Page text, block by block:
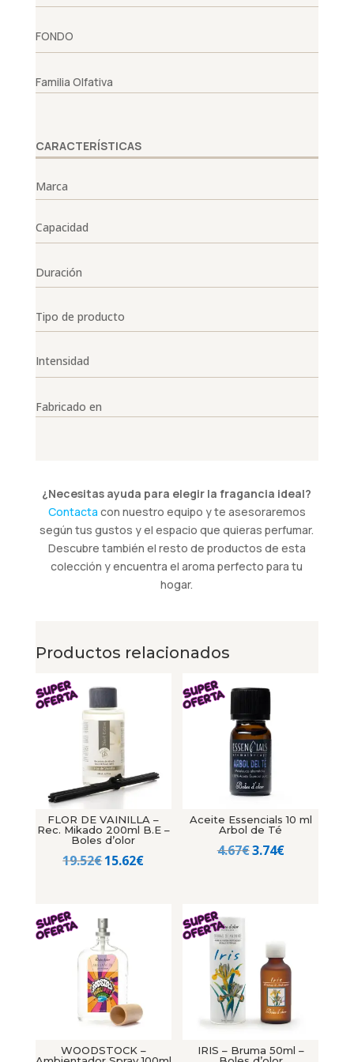
FONDO
Familia Olfativa
CARACTERÍSTICAS
Marca
Capacidad
Duración
Tipo de producto
Intensidad
Fabricado en
¿Necesitas ayuda para elegir la fragancia ideal?
Contacta con nuestro equipo y te asesoraremos
según tus gustos y el espacio que quieras perfumar.
Descubre también el resto de productos de esta
colección y encuentra el aroma perfecto para tu
hogar.
Productos relacionados
FLOR DE VAINILLA –
Rec. Mikado 200ml B.E –
Boles d’olor
19.52€El
era:
19.52€.
15.62€El
15.62€.
Aceite Essencials 10 ml
Arbol de Té
4.67€El
3.74€El
WOODSTOCK –
IRIS – Bruma 50ml –